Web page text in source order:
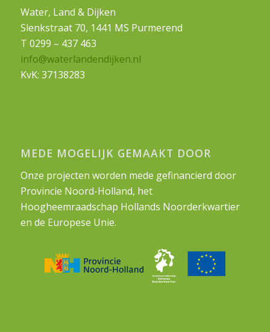
Water, Land & Dijken
Slenkstraat 70, 1441 MS Purmerend
T 0299 – 437 463
info@waterlandendijken.nl
KvK: 37138283
MEDE MOGELIJK GEMAAKT DOOR
Onze projecten worden mede gefinancierd door
Provincie Noord-Holland, het
Hoogheemraadschap Hollands Noorderkwartier
en de Europese Unie.